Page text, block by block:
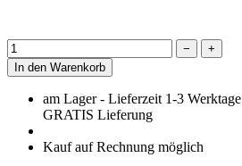
−
+
In den Warenkorb
am Lager - Lieferzeit 1-3 Werktage
GRATIS Lieferung
Kauf auf Rechnung möglich